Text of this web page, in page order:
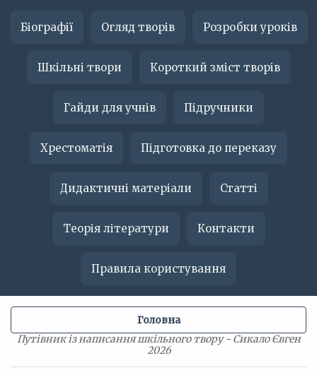
Біографії Огляд творів Розробки уроків
Шкільні твори Короткий зміст творів
Гайди для учнів Підручники
Хрестоматія Підготовка до переказу
Дидактичні матеріали Статті
Теорія літератури Контакти
Правила користування
Путівник із написання шкільного твору - Сикало Євген
2026
Головна